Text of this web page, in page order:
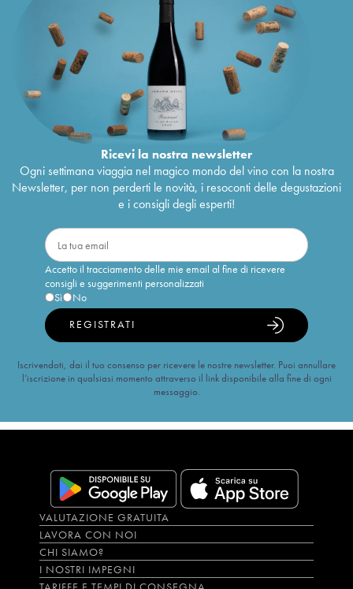
Ricevi la nostra newsletter
Ogni settimana viaggia nel magico mondo del vino con la nostra
Newsletter, per non perderti le novità, i resoconti delle degustazioni
e i consigli degli esperti!
Accetto il tracciamento delle mie email al fine di ricevere
consigli e suggerimenti personalizzati
Sì
No
REGISTRATI
Iscrivendoti, dai il tuo consenso per ricevere le nostre newsletter. Puoi annullare
l’iscrizione in qualsiasi momento attraverso il link disponibile alla fine di ogni
messaggio.
VALUTAZIONE GRATUITA
LAVORA CON NOI
CHI SIAMO?
I NOSTRI IMPEGNI